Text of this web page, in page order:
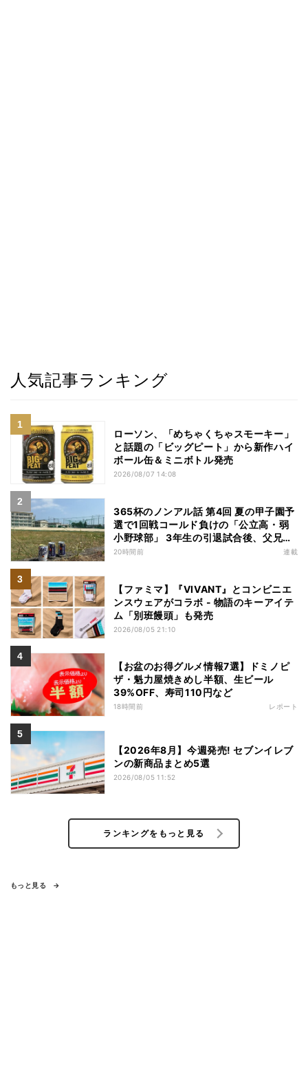
人気記事ランキング
ローソン、「めちゃくちゃスモーキー」
と話題の「ビッグピート」から新作ハイ
ボール缶＆ミニボトル発売
2026/08/07 14:08
365杯のノンアル話 第4回 夏の甲子園予
選で1回戦コールド負けの「公立高・弱
小野球部」 3年生の引退試合後、父兄
が“現場”で取り出したのは……
20時間前 連載
【ファミマ】『VIVANT』とコンビニエ
ンスウェアがコラボ - 物語のキーアイテ
ム「別班饅頭」も発売
2026/08/05 21:10
【お盆のお得グルメ情報7選】ドミノピ
ザ・魁力屋焼きめし半額、生ビール
39%OFF、寿司110円など
18時間前 レポート
【2026年8月】今週発売! セブンイレブ
ンの新商品まとめ5選
2026/08/05 11:52
ランキングをもっと見る
もっと見る